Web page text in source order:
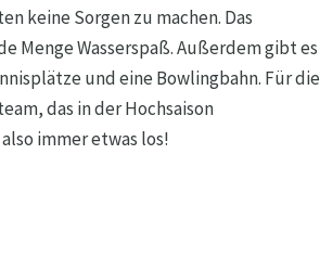
keine Sorgen zu machen. Das
Menge Wasserspaß. Außerdem gibt es
und eine Bowlingbahn. Für die
das in der Hochsaison
immer etwas los!